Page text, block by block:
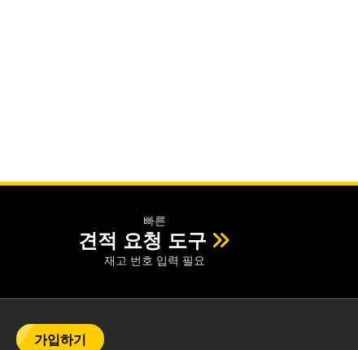
빠른
견적 요청 도구
재고 번호 입력 필요
가입하기